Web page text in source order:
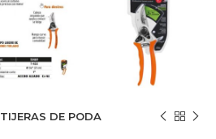
TIJERAS DE PODA